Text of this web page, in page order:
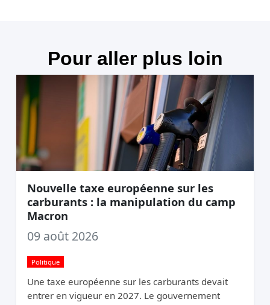
Pour aller plus loin
Nouvelle taxe européenne sur les
carburants : la manipulation du camp
Macron
09 août 2026
Politique
Une taxe européenne sur les carburants devait
entrer en vigueur en 2027. Le gouvernement